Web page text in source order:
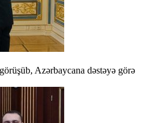
Azərbaycana dəstəyə görə